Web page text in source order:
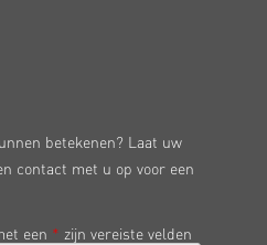
betekenen? Laat uw
contact met u op voor een
een * zijn vereiste velden